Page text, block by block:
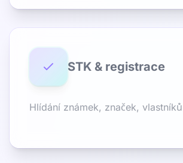
STK & registrace
Hlídání známek, značek,